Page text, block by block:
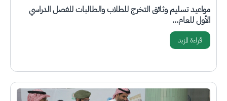
مواعيد تسليم وثائق التخرج للطلاب والطالبات للفصل الدراسي
الأول للعام…
قراءة المزيد
الصورة